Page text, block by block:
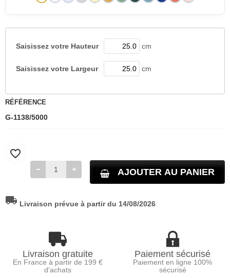
Saisissez votre Hauteur cm
Saisissez votre Largeur cm
RÉFÉRENCE
G-1138/5000
AJOUTER AU PANIER
favorite_border
local_shipping Livraison prévue à partir du 14/08/2026
Livraison gratuite
En France à partir de 199 €
d'achats
Paiement sécurisé
Paiement en ligne 100%
sécurisé